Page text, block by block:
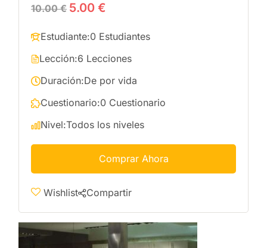
10.00 € 5.00 €
Estudiante:0 Estudiantes
Lección:6 Lecciones
Duración:De por vida
Cuestionario:0 Cuestionario
Nivel:Todos los niveles
Comprar Ahora
Wishlist Compartir